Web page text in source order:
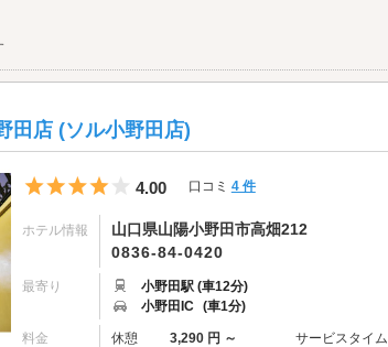
田店 (ソル小野田店)
5つ星のうち4
4.00 口コミ 4 件
ホテル情報
山口県山陽小野田市高畑212
0836-84-0420
最寄り
小野田駅 (車12分)
小野田IC (車1分)
料金 休憩 3,290 円 ～ サービスタイム